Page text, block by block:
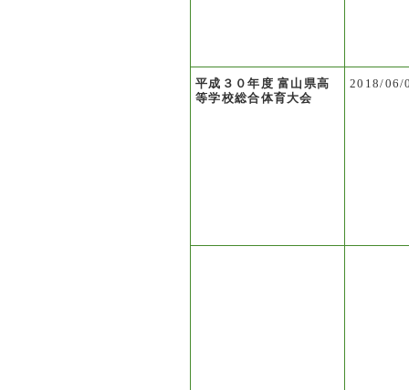
平成３０年度 富山県高
等学校総合体育大会
2018/06/